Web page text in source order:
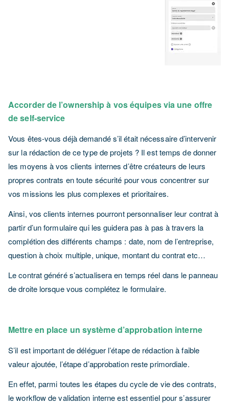
Accorder de l’ownership à vos équipes via une offre
de self-service
Vous êtes-vous déjà demandé s’il était nécessaire d’intervenir
sur la rédaction de ce type de projets ? Il est temps de donner
les moyens à vos clients internes d’être créateurs de leurs
propres contrats en toute sécurité pour vous concentrer sur
vos missions les plus complexes et prioritaires.
Ainsi, vos clients internes pourront personnaliser leur contrat à
partir d’un formulaire qui les guidera pas à pas à travers la
complétion des différents champs : date, nom de l’entreprise,
question à choix multiple, unique, montant du contrat etc…
Le contrat généré s’actualisera en temps réel dans le panneau
de droite lorsque vous complétez le formulaire.
Mettre en place un système d’approbation interne
S’il est important de déléguer l’étape de rédaction à faible
valeur ajoutée, l’étape d’approbation reste primordiale.
En effet, parmi toutes les étapes du cycle de vie des contrats,
le workflow de validation interne est essentiel pour s’assurer